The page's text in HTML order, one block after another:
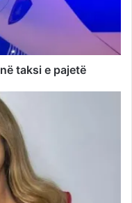
taksi e pajetë